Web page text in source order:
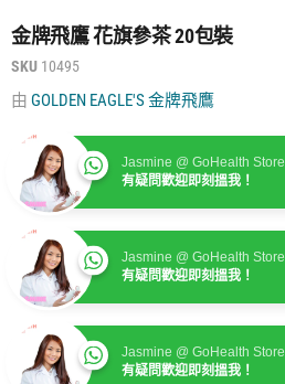
金牌飛鷹 花旗參茶 20包裝
SKU 10495
由 GOLDEN EAGLE'S 金牌飛鷹
Jasmine @ GoHealth Store
有疑問歡迎即刻搵我！
Jasmine @ GoHealth Store
有疑問歡迎即刻搵我！
Jasmine @ GoHealth Store
有疑問歡迎即刻搵我！